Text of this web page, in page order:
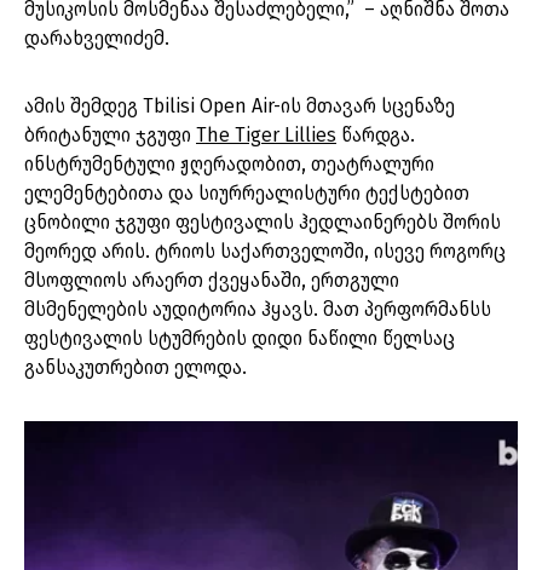
მუსიკოსის მოსმენაა შესაძლებელი,” – აღნიშნა შოთა
დარახველიძემ.
ამის შემდეგ Tbilisi Open Air-ის მთავარ სცენაზე
ბრიტანული ჯგუფი The Tiger Lillies წარდგა.
ინსტრუმენტული ჟღერადობით, თეატრალური
ელემენტებითა და სიურრეალისტური ტექსტებით
ცნობილი ჯგუფი ფესტივალის ჰედლაინერებს შორის
მეორედ არის. ტრიოს საქართველოში, ისევე როგორც
მსოფლიოს არაერთ ქვეყანაში, ერთგული
მსმენელების აუდიტორია ჰყავს. მათ პერფორმანსს
ფესტივალის სტუმრების დიდი ნაწილი წელსაც
განსაკუთრებით ელოდა.